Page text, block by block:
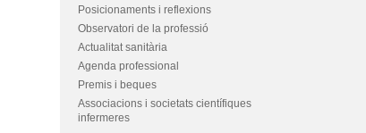
Posicionaments i reflexions
Observatori de la professió
Actualitat sanitària
Agenda professional
Premis i beques
Associacions i societats científiques
infermeres